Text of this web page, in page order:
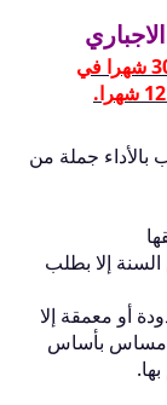
30 شهرا في
بالأداء جملة من
إلا بطلب
أو معمقة إلا
مساس بأساس